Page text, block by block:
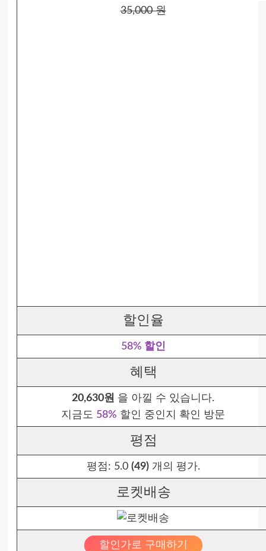
35,000 원
할인율
58% 할인
혜택
20,630원 을 아낄 수 있습니다.
지금도 58% 할인 중인지 확인 방문
평점
평점: 5.0 (49)개의 평가.
로켓배송
할인가로 구매하기